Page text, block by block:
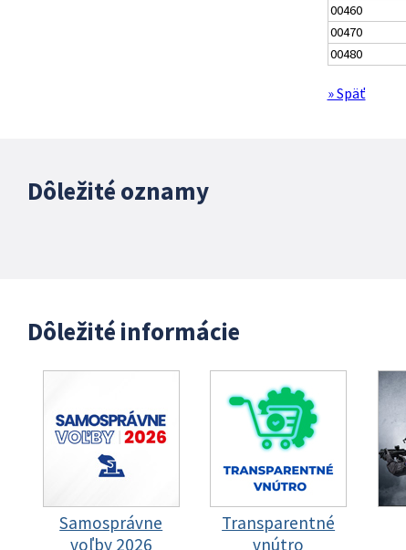
00460
00470
00480
» Späť
Dôležité oznamy
Dôležité informácie
Samosprávne
voľby 2026
Transparentné
vnútro